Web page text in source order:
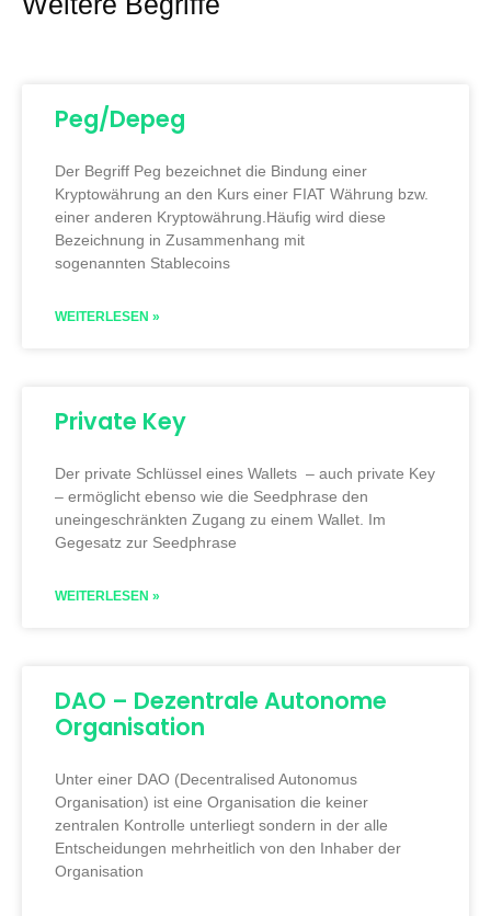
Peg/Depeg
Der Begriff Peg bezeichnet die Bindung einer
Kryptowährung an den Kurs einer FIAT Währung bzw.
einer anderen Kryptowährung.Häufig wird diese
Bezeichnung in Zusammenhang mit
sogenannten Stablecoins
WEITERLESEN »
Private Key
Der private Schlüssel eines Wallets – auch private Key
– ermöglicht ebenso wie die Seedphrase den
uneingeschränkten Zugang zu einem Wallet. Im
Gegesatz zur Seedphrase
WEITERLESEN »
DAO – Dezentrale Autonome
Organisation
Unter einer DAO (Decentralised Autonomus
Organisation) ist eine Organisation die keiner
zentralen Kontrolle unterliegt sondern in der alle
Entscheidungen mehrheitlich von den Inhaber der
Organisation